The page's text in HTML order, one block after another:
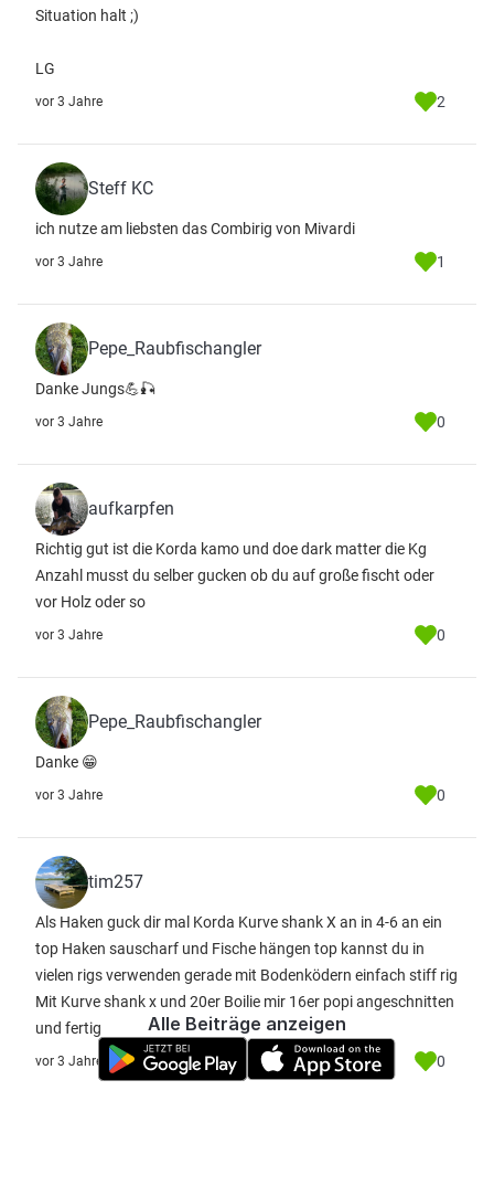
Situation halt ;)
LG
vor 3 Jahre 2
Steff KC
ich nutze am liebsten das Combirig von Mivardi
vor 3 Jahre 1
Pepe_Raubfischangler
Danke Jungs💪🎣
vor 3 Jahre 0
aufkarpfen
Richtig gut ist die Korda kamo und doe dark matter die Kg
Anzahl musst du selber gucken ob du auf große fischt oder
vor Holz oder so
vor 3 Jahre 0
Pepe_Raubfischangler
Danke 😁
vor 3 Jahre 0
tim257
Als Haken guck dir mal Korda Kurve shank X an in 4-6 an ein
top Haken sauscharf und Fische hängen top kannst du in
vielen rigs verwenden gerade mit Bodenködern einfach stiff rig
Mit Kurve shank x und 20er Boilie mir 16er popi angeschnitten
und fertig
vor 3 Jahre 0
Alle Beiträge anzeigen